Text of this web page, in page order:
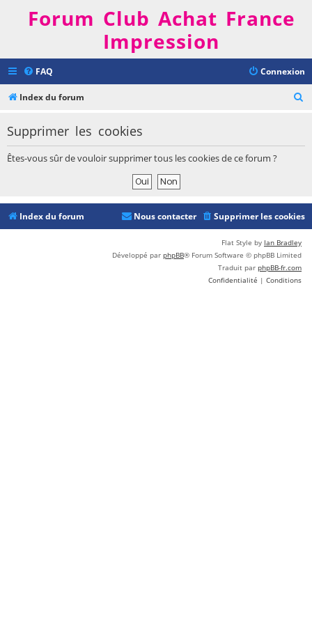
Forum Club Achat France
Impression
FAQ Connexion
Index du forum
c
Supprimer les cookies
Êtes-vous sûr de vouloir supprimer tous les cookies de ce forum ?
Index du forum Supprimer les cookies
Nous contacter
Flat Style by Ian Bradley
Développé par phpBB® Forum Software © phpBB Limited
Traduit par phpBB-fr.com
Confidentialité | Conditions